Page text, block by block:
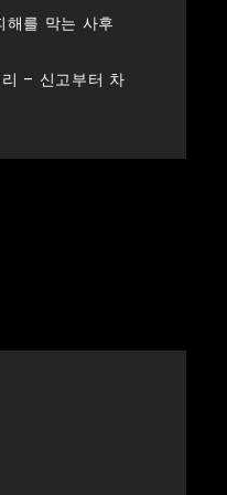
해를 막는 사후
– 신고부터 차